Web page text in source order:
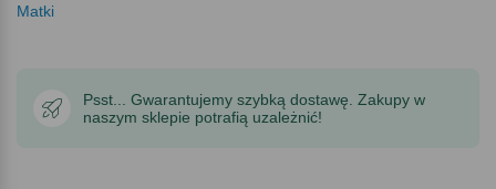
Matki
Psst... Gwarantujemy szybką dostawę. Zakupy w
naszym sklepie potrafią uzależnić!